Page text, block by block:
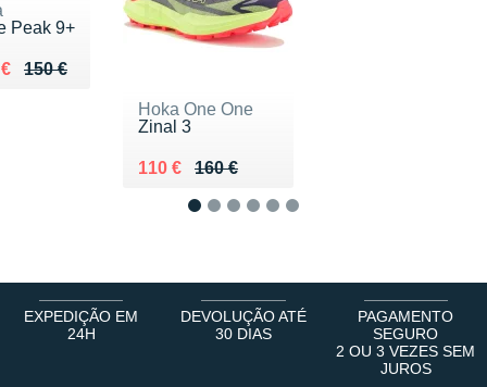
Peak 9+
150 €
de 150 €
105 €
Hoka One One
Zinal 3
160 €
Au lieu de 160 €
110 €
Vendu 110 €
EXPEDIÇÃO EM
24H
DEVOLUÇÃO ATÉ
30 DIAS
PAGAMENTO
SEGURO
2 OU 3 VEZES SEM
JUROS